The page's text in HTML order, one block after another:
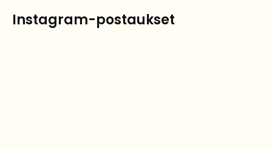
Instagram-postaukset